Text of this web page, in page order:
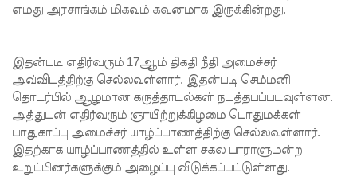
அழைப்பு!
அரசியல
மைப்புச்
சீர்திருத்த
ம்
சர்வாதிகா
எமது அரசாங்கம் மிகவும் கவனமாக இருக்கின்றது.
இதன்படி எதிர்வரும் 17ஆம் திகதி நீதி அமைச்சர்
அவ்விடத்திற்கு செல்லவுள்ளார். இதன்படி செம்மனி
தொடர்பில் ஆழமான கருத்தாடல்கள் நடத்தபப்படவுள்ளன.
அத்துடன் எதிர்வரும் ஞாயிற்றுக்கிழமை பொதுமக்கள்
பாதுகாப்பு அமைச்சர் யாழ்ப்பாணத்திற்கு செல்லவுள்ளார்.
இதற்காக யாழ்ப்பாணத்தில் உள்ள சகல பாராளுமன்ற
உறுப்பினர்களுக்கும் அழைப்பு விடுக்கப்பட்டுள்ளது.